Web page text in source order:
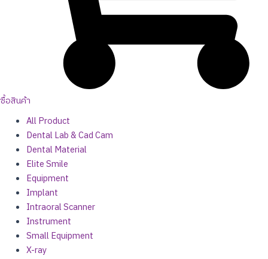
ซื้อสินค้า
All Product
Dental Lab & Cad Cam
Dental Material
Elite Smile
Equipment
Implant
Intraoral Scanner
Instrument
Small Equipment
X-ray